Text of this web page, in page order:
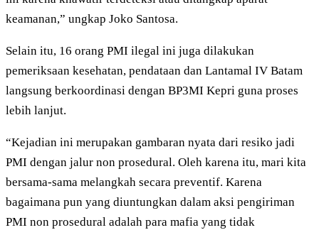
keamanan,” ungkap Joko Santosa.
Selain itu, 16 orang PMI ilegal ini juga dilakukan
pemeriksaan kesehatan, pendataan dan Lantamal IV Batam
langsung berkoordinasi dengan BP3MI Kepri guna proses
lebih lanjut.
“Kejadian ini merupakan gambaran nyata dari resiko jadi
PMI dengan jalur non prosedural. Oleh karena itu, mari kita
bersama-sama melangkah secara preventif. Karena
bagaimana pun yang diuntungkan dalam aksi pengiriman
PMI non prosedural adalah para mafia yang tidak